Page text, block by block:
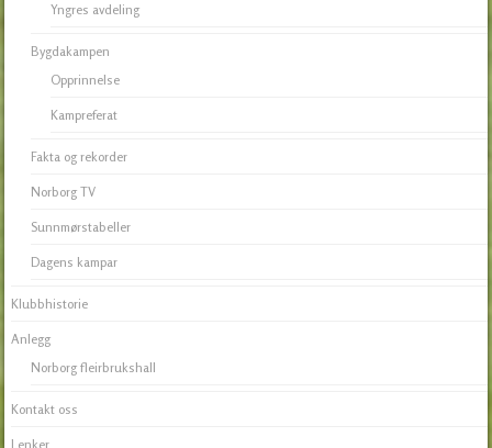
Yngres avdeling
Bygdakampen
Opprinnelse
Kampreferat
Fakta og rekorder
Norborg TV
Sunnmørstabeller
Dagens kampar
Klubbhistorie
Anlegg
Norborg fleirbrukshall
Kontakt oss
Lenker